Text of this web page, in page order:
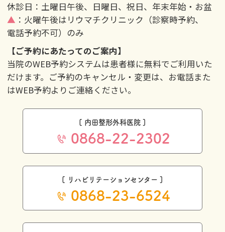
休診日：土曜日午後、日曜日、祝日、年末年始・お盆
▲ ：火曜午後はリウマチクリニック（診察時予約、
電話予約不可）のみ
【ご予約にあたってのご案内】
当院のWEB予約システムは患者様に無料でご利用いた
だけます。ご予約のキャンセル・変更は、お電話また
はWEB予約よりご連絡ください。
[ 内田整形外科医院 ]
0868-22-2302
[ リハビリテーションセンター ]
0868-23-6524